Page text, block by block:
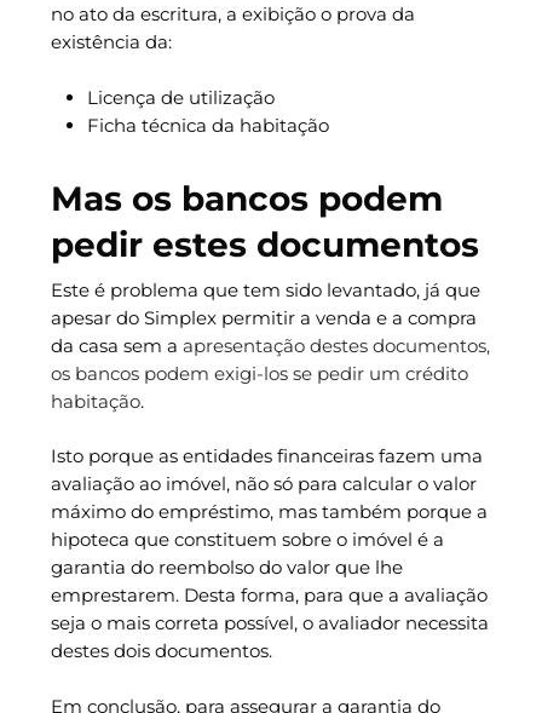
no ato da escritura, a exibição o prova da
existência da:
Licença de utilização
Ficha técnica da habitação
Mas os bancos podem
pedir estes documentos
Este é problema que tem sido levantado, já que
apesar do Simplex permitir a venda e a compra
da casa sem a apresentação destes documentos,
os bancos podem exigi-los se pedir um crédito
habitação.
Isto porque as entidades financeiras fazem uma
avaliação ao imóvel, não só para calcular o valor
máximo do empréstimo, mas também porque a
hipoteca que constituem sobre o imóvel é a
garantia do reembolso do valor que lhe
emprestarem. Desta forma, para que a avaliação
seja o mais correta possível, o avaliador necessita
destes dois documentos.
Em conclusão, para assegurar a garantia do